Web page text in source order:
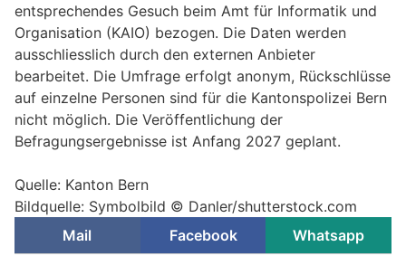
entsprechendes Gesuch beim Amt für Informatik und
Organisation (KAIO) bezogen. Die Daten werden
ausschliesslich durch den externen Anbieter
bearbeitet. Die Umfrage erfolgt anonym, Rückschlüsse
auf einzelne Personen sind für die Kantonspolizei Bern
nicht möglich. Die Veröffentlichung der
Befragungsergebnisse ist Anfang 2027 geplant.
Quelle: Kanton Bern
Bildquelle: Symbolbild © Danler/shutterstock.com
Mail
Facebook Whatsapp